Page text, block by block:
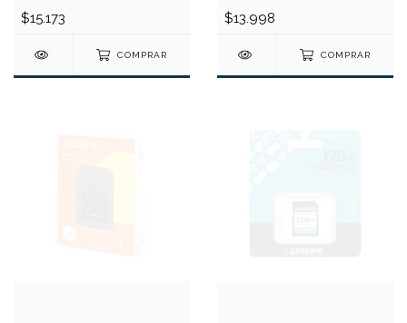
$15.173
COMPRAR
$13.998
COMPRAR